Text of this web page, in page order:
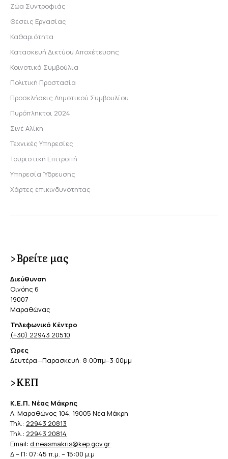
Ζώα Συντροφιάς
Θέσεις Εργασίας
Καθαριότητα
Κατασκευή Δικτύου Αποχέτευσης
Κοινοτικά Συμβούλια
Πολιτική Προστασία
Προσκλήσεις Δημοτικού Συμβουλίου
Πυρόπληκτοι 2024
Σινέ Αλίκη
Τεχνικές Υπηρεσίες
Τουριστική Επιτροπή
Υπηρεσία Ύδρευσης
Χάρτες επικινδυνότητας
>Βρείτε μας
Διεύθυνση
Οινόης 6
19007
Μαραθώνας
Τηλεφωνικό Κέντρο
(+30) 22943 20510
Ώρες
Δευτέρα—Παρασκευή: 8:00πμ–3:00μμ
>ΚΕΠ
Κ.Ε.Π. Νέας Μάκρης
Λ. Μαραθώνος 104, 19005 Νέα Μάκρη
Τηλ.: 22943 20813
Τηλ.: 22943 20814
Email: d.neasmakris@kep.gov.gr
Δ – Π: 07:45 π.μ. – 15:00 μ.μ